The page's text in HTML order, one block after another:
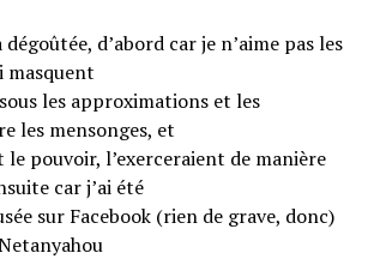
dégoûtée, d’abord car je n’aime pas les
masquent
les approximations et les
les mensonges, et
le pouvoir, l’exerceraient de manière
car j’ai été
sur Facebook (rien de grave, donc)